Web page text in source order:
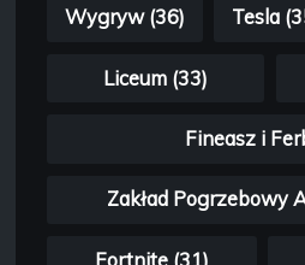
Wygryw (36) Tesla
Liceum (33)
Fineasz i
Zakład Pogrzebowy
Fortnite (31)